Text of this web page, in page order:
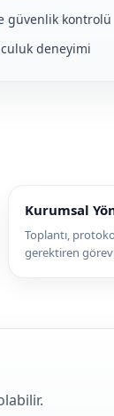
güvenlik kontrolü
deneyimi
Kurumsal
Toplantı,
gerektiren